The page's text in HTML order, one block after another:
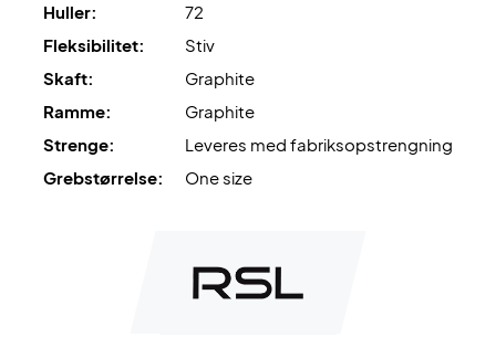
Huller:
72
Fleksibilitet:
Stiv
Skaft:
Graphite
Ramme:
Graphite
Strenge:
Leveres med fabriksopstrengning
Grebstørrelse:
One size